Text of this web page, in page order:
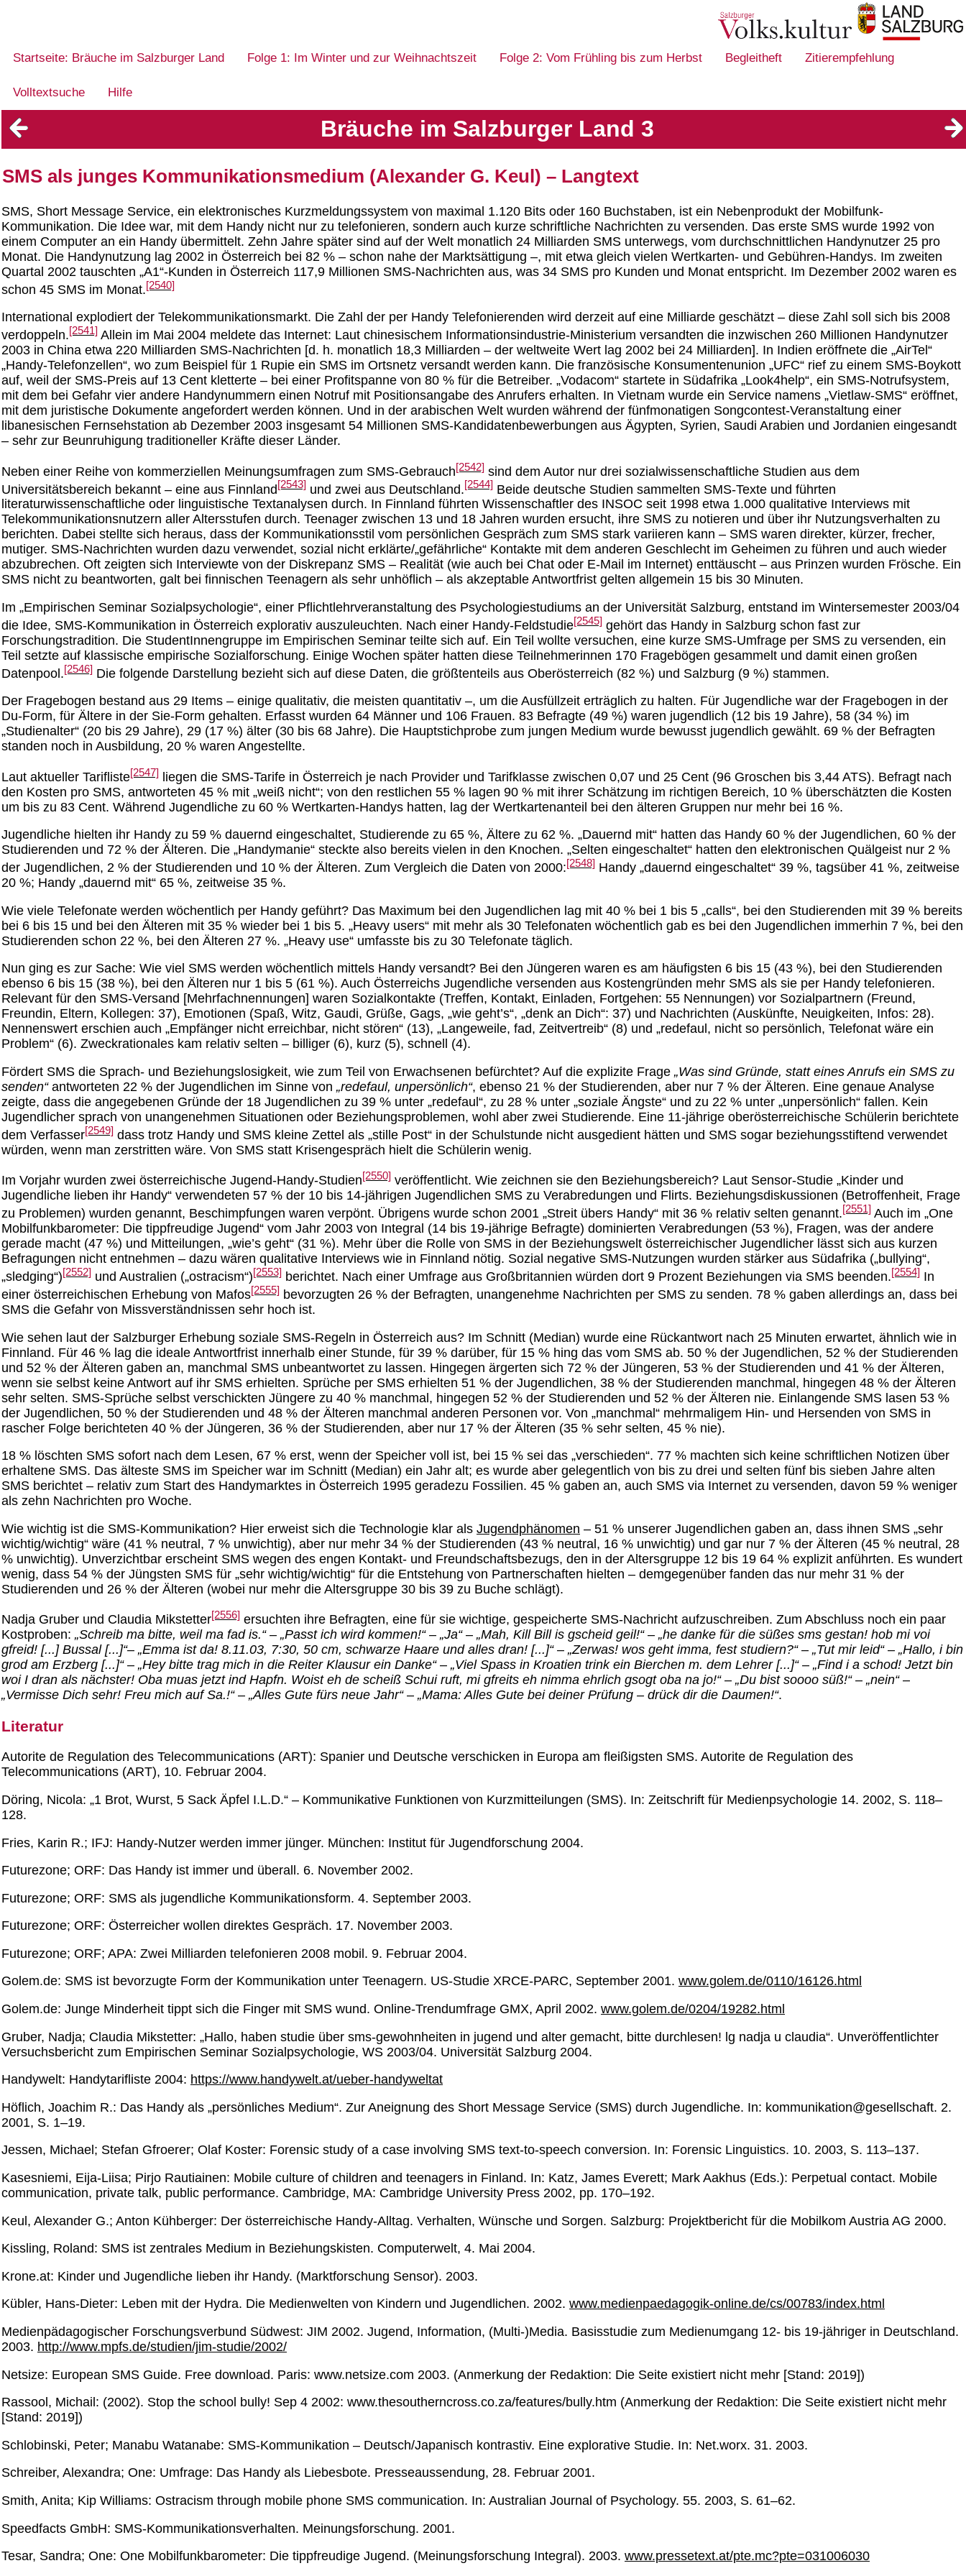
Startseite: Bräuche im Salzburger Land Folge 1: Im Winter und zur Weihnachtszeit Folge 2: Vom Frühling bis zum Herbst Begleitheft Zitierempfehlung
Volltextsuche Hilfe
Bräuche im Salzburger Land 3
SMS als junges Kommunikationsmedium (Alexander G. Keul) – Langtext
SMS, Short Message Service, ein elektronisches Kurzmeldungssystem von maximal 1.120 Bits oder 160 Buchstaben, ist ein Nebenprodukt der Mobilfunk-
Kommunikation. Die Idee war, mit dem Handy nicht nur zu telefonieren, sondern auch kurze schriftliche Nachrichten zu versenden. Das erste SMS wurde 1992 von
einem Computer an ein Handy übermittelt. Zehn Jahre später sind auf der Welt monatlich 24 Milliarden SMS unterwegs, vom durchschnittlichen Handynutzer 25 pro
Monat. Die Handynutzung lag 2002 in Österreich bei 82 % – schon nahe der Marktsättigung –, mit etwa gleich vielen Wertkarten- und Gebühren-Handys. Im zweiten
Quartal 2002 tauschten „A1“-Kunden in Österreich 117,9 Millionen SMS-Nachrichten aus, was 34 SMS pro Kunden und Monat entspricht. Im Dezember 2002 waren es
schon 45 SMS im Monat.[2540]
International explodiert der Telekommunikationsmarkt. Die Zahl der per Handy Telefonierenden wird derzeit auf eine Milliarde geschätzt – diese Zahl soll sich bis 2008
verdoppeln.[2541] Allein im Mai 2004 meldete das Internet: Laut chinesischem Informationsindustrie-Ministerium versandten die inzwischen 260 Millionen Handynutzer
2003 in China etwa 220 Milliarden SMS-Nachrichten [d. h. monatlich 18,3 Milliarden – der weltweite Wert lag 2002 bei 24 Milliarden]. In Indien eröffnete die „AirTel“
„Handy-Telefonzellen“, wo zum Beispiel für 1 Rupie ein SMS im Ortsnetz versandt werden kann. Die französische Konsumentenunion „UFC“ rief zu einem SMS-Boykott
auf, weil der SMS-Preis auf 13 Cent kletterte – bei einer Profitspanne von 80 % für die Betreiber. „Vodacom“ startete in Südafrika „Look4help“, ein SMS-Notrufsystem,
mit dem bei Gefahr vier andere Handynummern einen Notruf mit Positionsangabe des Anrufers erhalten. In Vietnam wurde ein Service namens „Vietlaw-SMS“ eröffnet,
mit dem juristische Dokumente angefordert werden können. Und in der arabischen Welt wurden während der fünfmonatigen Songcontest-Veranstaltung einer
libanesischen Fernsehstation ab Dezember 2003 insgesamt 54 Millionen SMS-Kandidatenbewerbungen aus Ägypten, Syrien, Saudi Arabien und Jordanien eingesandt
– sehr zur Beunruhigung traditioneller Kräfte dieser Länder.
Neben einer Reihe von kommerziellen Meinungsumfragen zum SMS-Gebrauch[2542] sind dem Autor nur drei sozialwissenschaftliche Studien aus dem
Universitätsbereich bekannt – eine aus Finnland[2543] und zwei aus Deutschland.[2544] Beide deutsche Studien sammelten SMS-Texte und führten
literaturwissenschaftliche oder linguistische Textanalysen durch. In Finnland führten Wissenschaftler des INSOC seit 1998 etwa 1.000 qualitative Interviews mit
Telekommunikationsnutzern aller Altersstufen durch. Teenager zwischen 13 und 18 Jahren wurden ersucht, ihre SMS zu notieren und über ihr Nutzungsverhalten zu
berichten. Dabei stellte sich heraus, dass der Kommunikationsstil vom persönlichen Gespräch zum SMS stark variieren kann – SMS waren direkter, kürzer, frecher,
mutiger. SMS-Nachrichten wurden dazu verwendet, sozial nicht erklärte/„gefährliche“ Kontakte mit dem anderen Geschlecht im Geheimen zu führen und auch wieder
abzubrechen. Oft zeigten sich Interviewte von der Diskrepanz SMS – Realität (wie auch bei Chat oder E-Mail im Internet) enttäuscht – aus Prinzen wurden Frösche. Ein
SMS nicht zu beantworten, galt bei finnischen Teenagern als sehr unhöflich – als akzeptable Antwortfrist gelten allgemein 15 bis 30 Minuten.
Im „Empirischen Seminar Sozialpsychologie“, einer Pflichtlehrveranstaltung des Psychologiestudiums an der Universität Salzburg, entstand im Wintersemester 2003/04
die Idee, SMS-Kommunikation in Österreich explorativ auszuleuchten. Nach einer Handy-Feldstudie[2545] gehört das Handy in Salzburg schon fast zur
Forschungstradition. Die StudentInnengruppe im Empirischen Seminar teilte sich auf. Ein Teil wollte versuchen, eine kurze SMS-Umfrage per SMS zu versenden, ein
Teil setzte auf klassische empirische Sozialforschung. Einige Wochen später hatten diese Teilnehmerinnen 170 Fragebögen gesammelt und damit einen großen
Datenpool.[2546] Die folgende Darstellung bezieht sich auf diese Daten, die größtenteils aus Oberösterreich (82 %) und Salzburg (9 %) stammen.
Der Fragebogen bestand aus 29 Items – einige qualitativ, die meisten quantitativ –, um die Ausfüllzeit erträglich zu halten. Für Jugendliche war der Fragebogen in der
Du-Form, für Ältere in der Sie-Form gehalten. Erfasst wurden 64 Männer und 106 Frauen. 83 Befragte (49 %) waren jugendlich (12 bis 19 Jahre), 58 (34 %) im
„Studienalter“ (20 bis 29 Jahre), 29 (17 %) älter (30 bis 68 Jahre). Die Hauptstichprobe zum jungen Medium wurde bewusst jugendlich gewählt. 69 % der Befragten
standen noch in Ausbildung, 20 % waren Angestellte.
Laut aktueller Tarifliste[2547] liegen die SMS-Tarife in Österreich je nach Provider und Tarifklasse zwischen 0,07 und 25 Cent (96 Groschen bis 3,44 ATS). Befragt nach
den Kosten pro SMS, antworteten 45 % mit „weiß nicht“; von den restlichen 55 % lagen 90 % mit ihrer Schätzung im richtigen Bereich, 10 % überschätzten die Kosten
um bis zu 83 Cent. Während Jugendliche zu 60 % Wertkarten-Handys hatten, lag der Wertkartenanteil bei den älteren Gruppen nur mehr bei 16 %.
Jugendliche hielten ihr Handy zu 59 % dauernd eingeschaltet, Studierende zu 65 %, Ältere zu 62 %. „Dauernd mit“ hatten das Handy 60 % der Jugendlichen, 60 % der
Studierenden und 72 % der Älteren. Die „Handymanie“ steckte also bereits vielen in den Knochen. „Selten eingeschaltet“ hatten den elektronischen Quälgeist nur 2 %
der Jugendlichen, 2 % der Studierenden und 10 % der Älteren. Zum Vergleich die Daten von 2000:[2548] Handy „dauernd eingeschaltet“ 39 %, tagsüber 41 %, zeitweise
20 %; Handy „dauernd mit“ 65 %, zeitweise 35 %.
Wie viele Telefonate werden wöchentlich per Handy geführt? Das Maximum bei den Jugendlichen lag mit 40 % bei 1 bis 5 „calls“, bei den Studierenden mit 39 % bereits
bei 6 bis 15 und bei den Älteren mit 35 % wieder bei 1 bis 5. „Heavy users“ mit mehr als 30 Telefonaten wöchentlich gab es bei den Jugendlichen immerhin 7 %, bei den
Studierenden schon 22 %, bei den Älteren 27 %. „Heavy use“ umfasste bis zu 30 Telefonate täglich.
Nun ging es zur Sache: Wie viel SMS werden wöchentlich mittels Handy versandt? Bei den Jüngeren waren es am häufigsten 6 bis 15 (43 %), bei den Studierenden
ebenso 6 bis 15 (38 %), bei den Älteren nur 1 bis 5 (61 %). Auch Österreichs Jugendliche versenden aus Kostengründen mehr SMS als sie per Handy telefonieren.
Relevant für den SMS-Versand [Mehrfachnennungen] waren Sozialkontakte (Treffen, Kontakt, Einladen, Fortgehen: 55 Nennungen) vor Sozialpartnern (Freund,
Freundin, Eltern, Kollegen: 37), Emotionen (Spaß, Witz, Gaudi, Grüße, Gags, „wie geht’s“, „denk an Dich“: 37) und Nachrichten (Auskünfte, Neuigkeiten, Infos: 28).
Nennenswert erschien auch „Empfänger nicht erreichbar, nicht stören“ (13), „Langeweile, fad, Zeitvertreib“ (8) und „redefaul, nicht so persönlich, Telefonat wäre ein
Problem“ (6). Zweckrationales kam relativ selten – billiger (6), kurz (5), schnell (4).
Fördert SMS die Sprach- und Beziehungslosigkeit, wie zum Teil von Erwachsenen befürchtet? Auf die explizite Frage „Was sind Gründe, statt eines Anrufs ein SMS zu
senden“antworteten 22 % der Jugendlichen im Sinne von „redefaul, unpersönlich“, ebenso 21 % der Studierenden, aber nur 7 % der Älteren. Eine genaue Analyse
zeigte, dass die angegebenen Gründe der 18 Jugendlichen zu 39 % unter „redefaul“, zu 28 % unter „soziale Ängste“ und zu 22 % unter „unpersönlich“ fallen. Kein
Jugendlicher sprach von unangenehmen Situationen oder Beziehungsproblemen, wohl aber zwei Studierende. Eine 11-jährige oberösterreichische Schülerin berichtete
dem Verfasser[2549] dass trotz Handy und SMS kleine Zettel als „stille Post“ in der Schulstunde nicht ausgedient hätten und SMS sogar beziehungsstiftend verwendet
würden, wenn man zerstritten wäre. Von SMS statt Krisengespräch hielt die Schülerin wenig.
Im Vorjahr wurden zwei österreichische Jugend-Handy-Studien[2550] veröffentlicht. Wie zeichnen sie den Beziehungsbereich? Laut Sensor-Studie „Kinder und
Jugendliche lieben ihr Handy“ verwendeten 57 % der 10 bis 14-jährigen Jugendlichen SMS zu Verabredungen und Flirts. Beziehungsdiskussionen (Betroffenheit, Frage
zu Problemen) wurden genannt, Beschimpfungen waren verpönt. Übrigens wurde schon 2001 „Streit übers Handy“ mit 36 % relativ selten genannt.[2551] Auch im „One
Mobilfunkbarometer: Die tippfreudige Jugend“ vom Jahr 2003 von Integral (14 bis 19-jährige Befragte) dominierten Verabredungen (53 %), Fragen, was der andere
gerade macht (47 %) und Mitteilungen, „wie’s geht“ (31 %). Mehr über die Rolle von SMS in der Beziehungswelt österreichischer Jugendlicher lässt sich aus kurzen
Befragungen nicht entnehmen – dazu wären qualitative Interviews wie in Finnland nötig. Sozial negative SMS-Nutzungen wurden stärker aus Südafrika („bullying“,
„sledging“)[2552] und Australien („ostracism“)[2553] berichtet. Nach einer Umfrage aus Großbritannien würden dort 9 Prozent Beziehungen via SMS beenden.[2554] In
einer österreichischen Erhebung von Mafos[2555] bevorzugten 26 % der Befragten, unangenehme Nachrichten per SMS zu senden. 78 % gaben allerdings an, dass bei
SMS die Gefahr von Missverständnissen sehr hoch ist.
Wie sehen laut der Salzburger Erhebung soziale SMS-Regeln in Österreich aus? Im Schnitt (Median) wurde eine Rückantwort nach 25 Minuten erwartet, ähnlich wie in
Finnland. Für 46 % lag die ideale Antwortfrist innerhalb einer Stunde, für 39 % darüber, für 15 % hing das vom SMS ab. 50 % der Jugendlichen, 52 % der Studierenden
und 52 % der Älteren gaben an, manchmal SMS unbeantwortet zu lassen. Hingegen ärgerten sich 72 % der Jüngeren, 53 % der Studierenden und 41 % der Älteren,
wenn sie selbst keine Antwort auf ihr SMS erhielten. Sprüche per SMS erhielten 51 % der Jugendlichen, 38 % der Studierenden manchmal, hingegen 48 % der Älteren
sehr selten. SMS-Sprüche selbst verschickten Jüngere zu 40 % manchmal, hingegen 52 % der Studierenden und 52 % der Älteren nie. Einlangende SMS lasen 53 %
der Jugendlichen, 50 % der Studierenden und 48 % der Älteren manchmal anderen Personen vor. Von „manchmal“ mehrmaligem Hin- und Hersenden von SMS in
rascher Folge berichteten 40 % der Jüngeren, 36 % der Studierenden, aber nur 17 % der Älteren (35 % sehr selten, 45 % nie).
18 % löschten SMS sofort nach dem Lesen, 67 % erst, wenn der Speicher voll ist, bei 15 % sei das „verschieden“. 77 % machten sich keine schriftlichen Notizen über
erhaltene SMS. Das älteste SMS im Speicher war im Schnitt (Median) ein Jahr alt; es wurde aber gelegentlich von bis zu drei und selten fünf bis sieben Jahre alten
SMS berichtet – relativ zum Start des Handymarktes in Österreich 1995 geradezu Fossilien. 45 % gaben an, auch SMS via Internet zu versenden, davon 59 % weniger
als zehn Nachrichten pro Woche.
Wie wichtig ist die SMS-Kommunikation? Hier erweist sich die Technologie klar als Jugendphänomen – 51 % unserer Jugendlichen gaben an, dass ihnen SMS „sehr
wichtig/wichtig“ wäre (41 % neutral, 7 % unwichtig), aber nur mehr 34 % der Studierenden (43 % neutral, 16 % unwichtig) und gar nur 7 % der Älteren (45 % neutral, 28
% unwichtig). Unverzichtbar erscheint SMS wegen des engen Kontakt- und Freundschaftsbezugs, den in der Altersgruppe 12 bis 19 64 % explizit anführten. Es wundert
wenig, dass 54 % der Jüngsten SMS für „sehr wichtig/wichtig“ für die Entstehung von Partnerschaften hielten – demgegenüber fanden das nur mehr 31 % der
Studierenden und 26 % der Älteren (wobei nur mehr die Altersgruppe 30 bis 39 zu Buche schlägt).
Nadja Gruber und Claudia Mikstetter[2556] ersuchten ihre Befragten, eine für sie wichtige, gespeicherte SMS-Nachricht aufzuschreiben. Zum Abschluss noch ein paar
Kostproben: „Schreib ma bitte, weil ma fad is.“– „Passt ich wird kommen!“– „Ja“– „Mah, Kill Bill is gscheid geil!“– „he danke für die süßes sms gestan! hob mi voi
gfreid! [...] Bussal [...]“– „Emma ist da! 8.11.03, 7:30, 50 cm, schwarze Haare und alles dran! [...]“– „Zerwas! wos geht imma, fest studiern?“– „Tut mir leid“– „Hallo, i bin
grod am Erzberg [...]“– „Hey bitte trag mich in die Reiter Klausur ein Danke“– „Viel Spass in Kroatien trink ein Bierchen m. dem Lehrer [...]“– „Find i a schod! Jetzt bin
woi I dran als nächster! Oba muas jetzt ind Hapfn. Woist eh de scheiß Schui ruft, mi gfreits eh nimma ehrlich gsogt oba na jo!“– „Du bist soooo süß!“– „nein“–
„Vermisse Dich sehr! Freu mich auf Sa.!“– „Alles Gute fürs neue Jahr“– „Mama: Alles Gute bei deiner Prüfung – drück dir die Daumen!“.
Literatur
Autorite de Regulation des Telecommunications (ART): Spanier und Deutsche verschicken in Europa am fleißigsten SMS. Autorite de Regulation des
Telecommunications (ART), 10. Februar 2004.
Döring, Nicola: „1 Brot, Wurst, 5 Sack Äpfel I.L.D.“ – Kommunikative Funktionen von Kurzmitteilungen (SMS). In: Zeitschrift für Medienpsychologie 14. 2002, S. 118–
128.
Fries, Karin R.; IFJ: Handy-Nutzer werden immer jünger. München: Institut für Jugendforschung 2004.
Futurezone; ORF: Das Handy ist immer und überall. 6. November 2002.
Futurezone; ORF: SMS als jugendliche Kommunikationsform. 4. September 2003.
Futurezone; ORF: Österreicher wollen direktes Gespräch. 17. November 2003.
Futurezone; ORF; APA: Zwei Milliarden telefonieren 2008 mobil. 9. Februar 2004.
Golem.de: SMS ist bevorzugte Form der Kommunikation unter Teenagern. US-Studie XRCE-PARC, September 2001. www.golem.de/0110/16126.html
Golem.de: Junge Minderheit tippt sich die Finger mit SMS wund. Online-Trendumfrage GMX, April 2002. www.golem.de/0204/19282.html
Gruber, Nadja; Claudia Mikstetter: „Hallo, haben studie über sms-gewohnheiten in jugend und alter gemacht, bitte durchlesen! lg nadja u claudia“. Unveröffentlichter
Versuchsbericht zum Empirischen Seminar Sozialpsychologie, WS 2003/04. Universität Salzburg 2004.
Handywelt: Handytarifliste 2004: https://www.handywelt.at/ueber-handyweltat
Höflich, Joachim R.: Das Handy als „persönliches Medium“. Zur Aneignung des Short Message Service (SMS) durch Jugendliche. In: kommunikation@gesellschaft. 2.
2001, S. 1–19.
Jessen, Michael; Stefan Gfroerer; Olaf Koster: Forensic study of a case involving SMS text-to-speech conversion. In: Forensic Linguistics. 10. 2003, S. 113–137.
Kasesniemi, Eija-Liisa; Pirjo Rautiainen: Mobile culture of children and teenagers in Finland. In: Katz, James Everett; Mark Aakhus (Eds.): Perpetual contact. Mobile
communication, private talk, public performance. Cambridge, MA: Cambridge University Press 2002, pp. 170–192.
Keul, Alexander G.; Anton Kühberger: Der österreichische Handy-Alltag. Verhalten, Wünsche und Sorgen. Salzburg: Projektbericht für die Mobilkom Austria AG 2000.
Kissling, Roland: SMS ist zentrales Medium in Beziehungskisten. Computerwelt, 4. Mai 2004.
Krone.at: Kinder und Jugendliche lieben ihr Handy. (Marktforschung Sensor). 2003.
Kübler, Hans-Dieter: Leben mit der Hydra. Die Medienwelten von Kindern und Jugendlichen. 2002. www.medienpaedagogik-online.de/cs/00783/index.html
Medienpädagogischer Forschungsverbund Südwest: JIM 2002. Jugend, Information, (Multi-)Media. Basisstudie zum Medienumgang 12- bis 19-jähriger in Deutschland.
2003. http://www.mpfs.de/studien/jim-studie/2002/
Netsize: European SMS Guide. Free download. Paris: www.netsize.com 2003. (Anmerkung der Redaktion: Die Seite existiert nicht mehr [Stand: 2019])
Rassool, Michail: (2002). Stop the school bully! Sep 4 2002: www.thesoutherncross.co.za/features/bully.htm (Anmerkung der Redaktion: Die Seite existiert nicht mehr
[Stand: 2019])
Schlobinski, Peter; Manabu Watanabe: SMS-Kommunikation – Deutsch/Japanisch kontrastiv. Eine explorative Studie. In: Net.worx. 31. 2003.
Schreiber, Alexandra; One: Umfrage: Das Handy als Liebesbote. Presseaussendung, 28. Februar 2001.
Smith, Anita; Kip Williams: Ostracism through mobile phone SMS communication. In: Australian Journal of Psychology. 55. 2003, S. 61–62.
Speedfacts GmbH: SMS-Kommunikationsverhalten. Meinungsforschung. 2001.
Tesar, Sandra; One: One Mobilfunkbarometer: Die tippfreudige Jugend. (Meinungsforschung Integral). 2003. www.pressetext.at/pte.mc?pte=031006030